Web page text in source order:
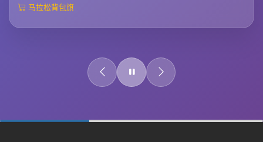
马拉松背包旗